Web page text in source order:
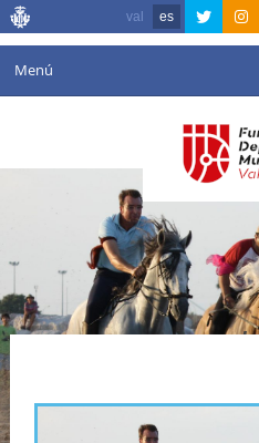
val es
Menú
Agenda
Comunicación
Valencia en deporte